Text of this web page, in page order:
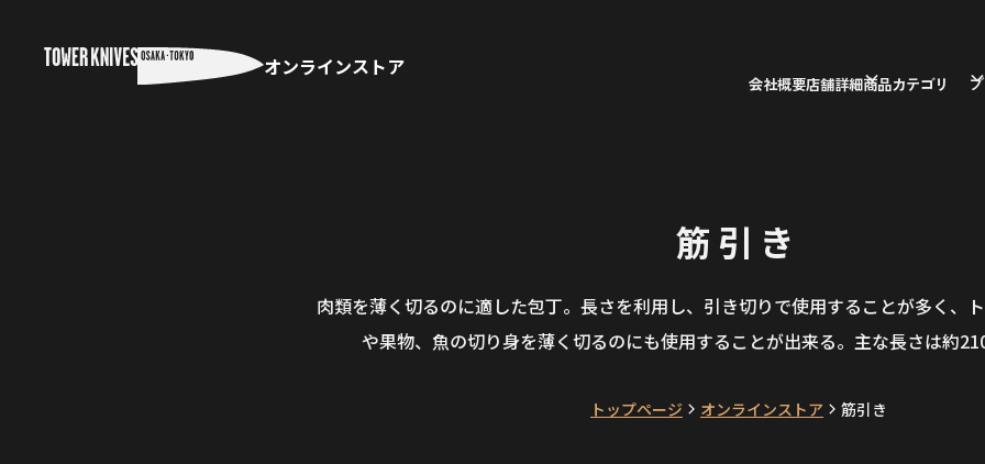
オンラインストア
会社概要店舗詳細商品カテゴリ
筋引き
肉類を薄く切るのに適した包丁。長さを利用し、引き切りで使用することが多く、
や果物、魚の切り身を薄く切るのにも使用することが出来る。主な長さは約
トップページ オンラインストア 筋引き